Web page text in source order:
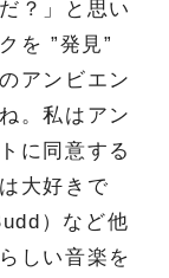
？」と思い
を ”発見”
アンビエン
。私はアン
に同意する
大好きで
）など他
しい音楽を